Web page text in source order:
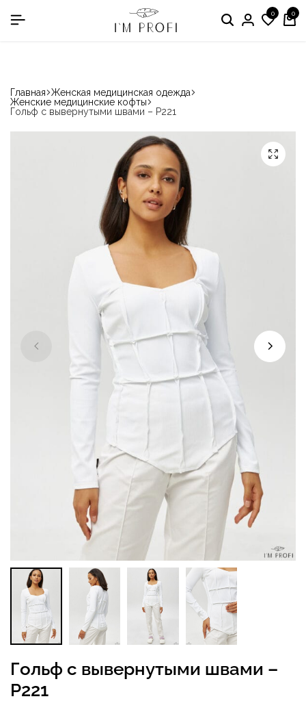
в номинации «Производитель медодежды» 0 0
Главная Женская медицинская одежда
Женские медицинские кофты
Гольф с вывернутыми швами – P221
Гольф с вывернутыми швами –
P221